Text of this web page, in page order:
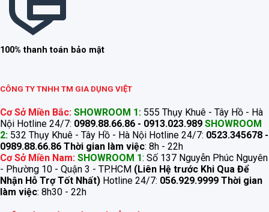
100% thanh toán bảo mật
CÔNG TY TNHH TM GIA DỤNG VIỆT
Cơ Sở Miền Bắc: SHOWROOM 1: 555 Thụy Khuê - Tây Hồ - Hà
Nội Hotline 24/7: 0989.88.66.86 - 0913.023.989 SHOWROOM
2: 532 Thụy Khuê - Tây Hồ - Hà Nội Hotline 24/7: 0523.345678 -
0989.88.66.86 Thời gian làm việc: 8h - 22h
Cơ Sở Miền Nam: SHOWROOM 1: Số 137 Nguyễn Phúc Nguyên
- Phường 10 - Quận 3 - TP.HCM (Liên Hệ trước Khi Qua Để
Nhận Hỗ Trợ Tốt Nhất) Hotline 24/7: 056.929.9999 Thời gian
làm việc: 8h30 - 22h